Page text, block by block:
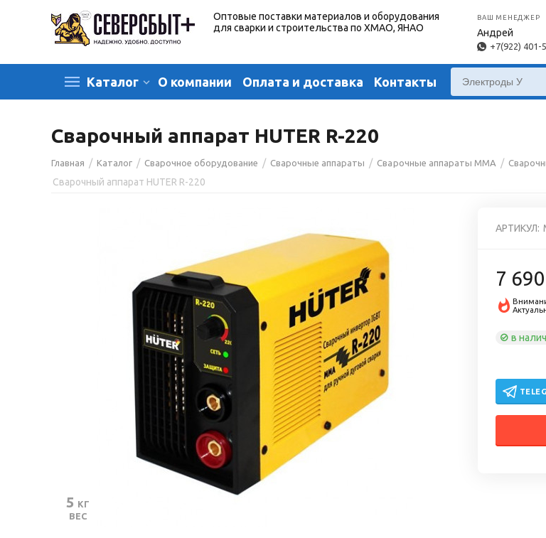
Оптовые поставки материалов и оборудования
для сварки и строительства по ХМАО, ЯНАО
ВАШ МЕНЕДЖЕР
Андрей
+7(922) 401-
Каталог О компании Оплата и доставка Контакты
Сварочный аппарат HUTER R-220
Главная / Каталог / Сварочное оборудование / Сварочные аппараты / Сварочные аппараты MMA /
Сварочный аппарат HUTER R-220
АРТИКУЛ:
7 690
в